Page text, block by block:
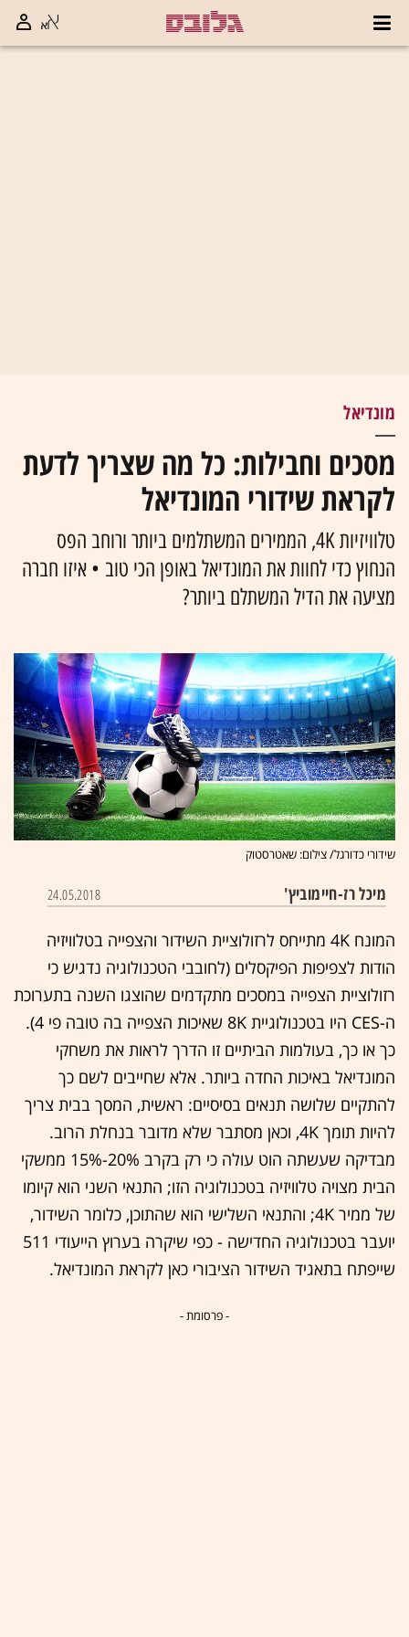
מונדיאל
מסכים וחבילות: כל מה שצריך לדעת
לקראת שידורי המונדיאל
טלוויזיות 4K, הממירים המשתלמים ביותר ורוחב הפס
הנחוץ כדי לחוות את המונדיאל באופן הכי טוב • איזו חברה
מציעה את הדיל המשתלם ביותר?
שידורי כדורגל/ צילום: שאטרסטוק
מיכל רז-חיימוביץ' 24.05.2018
המונח 4K מתייחס לרזולוציית השידור והצפייה בטלוויזיה
הודות לצפיפות הפיקסלים (לחובבי הטכנולוגיה נדגיש כי
רזולוציית הצפייה במסכים מתקדמים שהוצגו השנה בתערוכת
ה-CES היו בטכנולוגיית 8K שאיכות הצפייה בה טובה פי 4).
כך או כך, בעולמות הביתיים זו הדרך לראות את משחקי
המונדיאל באיכות החדה ביותר. אלא שחייבים לשם כך
להתקיים שלושה תנאים בסיסיים: ראשית, המסך בבית צריך
להיות תומך 4K, וכאן מסתבר שלא מדובר בנחלת הרוב.
מבדיקה שעשתה הוט עולה כי רק בקרב 20%-15% ממשקי
הבית מצויה טלוויזיה בטכנולוגיה הזו; התנאי השני הוא קיומו
של ממיר 4K; והתנאי השלישי הוא שהתוכן, כלומר השידור,
יועבר בטכנולוגיה החדישה - כפי שיקרה בערוץ הייעודי 511
שייפתח בתאגיד השידור הציבורי כאן לקראת המונדיאל.
- פרסומת -